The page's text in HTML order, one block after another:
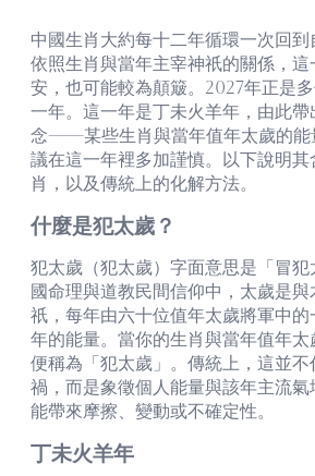
中國生肖大約每十二年循環一次回
依照生肖與當年主宰神祇的關係，
安，也可能較為顛簸。2027年正是
一年。這一年是丁未火羊年，由此
念——某些生肖與當年值年太歲的能
議在這一年裡多加謹慎。以下說明
肖，以及傳統上的化解方法。
什麼是犯太歲？
犯太歲（犯太歲）字面意思是「冒犯
國命理與道教民間信仰中，太歲是
祇，每年由六十位值年太歲將軍中
年的能量。當你的生肖與當年值年太
便稱為「犯太歲」。傳統上，這並不
禍，而是象徵個人能量與該年主流
能帶來摩擦、變動或不確定性。
丁未火羊年